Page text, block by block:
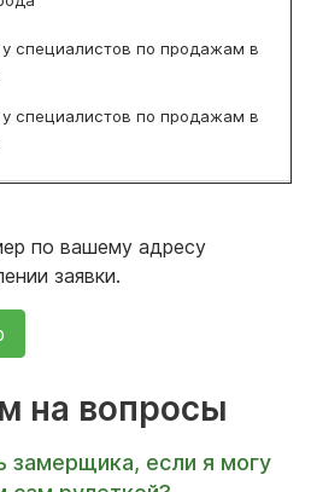
у специалистов по продажам в
у специалистов по продажам в
по вашему адресу
заявки.
на вопросы
замерщика, если я могу